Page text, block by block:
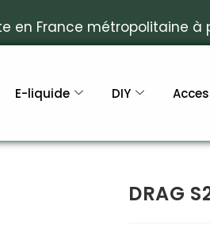
en France métropolitaine à
E-liquide DIY
DRAG